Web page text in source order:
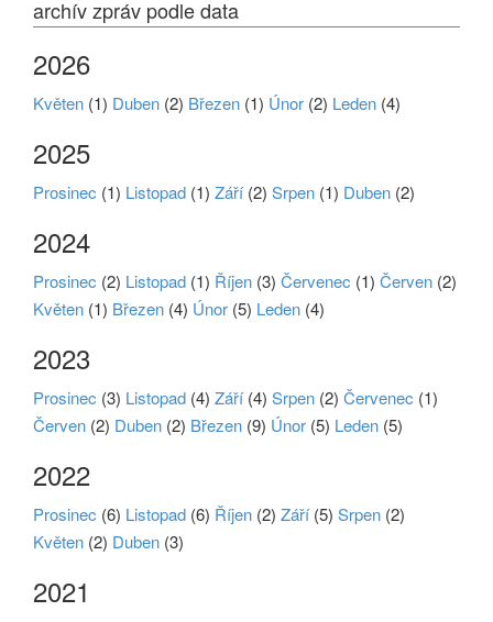
archív zpráv podle data
2026
Květen (1) Duben (2) Březen (1) Únor (2) Leden (4)
2025
Prosinec (1) Listopad (1) Září(2) Srpen (1) Duben (2)
2024
Prosinec (2) Listopad (1) Říjen (3) Červenec (1) Červen (2)
Květen (1) Březen (4) Únor (5) Leden (4)
2023
Prosinec (3) Listopad (4) Září(4) Srpen (2) Červenec (1)
Červen (2) Duben (2) Březen (9) Únor (5) Leden (5)
2022
Prosinec (6) Listopad (6) Říjen (2) Září(5) Srpen (2)
Květen (2) Duben (3)
2021